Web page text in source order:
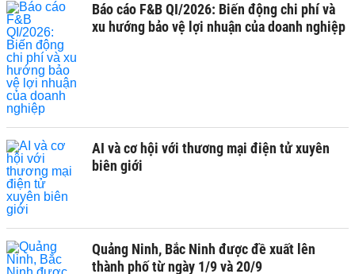
Báo cáo F&B QI/2026: Biến động chi phí và
xu hướng bảo vệ lợi nhuận của doanh nghiệp
AI và cơ hội với thương mại điện tử xuyên
biên giới
Quảng Ninh, Bắc Ninh được đề xuất lên
thành phố từ ngày 1/9 và 20/9